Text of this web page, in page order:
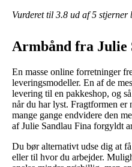
Vurderet til 3.8 ud af 5 stjerner
Armbånd fra Julie
En masse online forretninger
leveringsmodeller. En af de
levering til en pakkeshop, og
når du har lyst. Fragtformen er
mange gange endvidere den
af Julie Sandlau Fina forgyldt
Du bør alternativt udse dig at
eller til hvor du arbejder.